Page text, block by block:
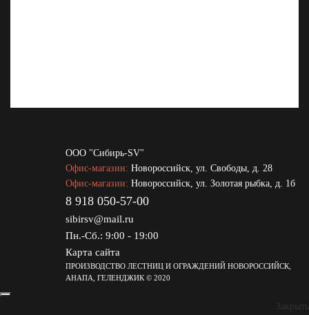
ООО "Сибирь-SV"
Офис-магазин: Новороссийск ул. Свободы, д. 28
Офис-магазин: Новороссийск ул. Золотая рыбка, д. 1б
8 918 050-57-00
sibirsv@mail.ru
Пн.-Сб.: 9:00 - 19:00
Карта сайта
ПРОИЗВОДСТВО ЛЕСТНИЦ И ОГРАЖДЕНИЙ НОВОРОССИЙСК,
АНАПА, ГЕЛЕНДЖИК © 2020
Закрыть